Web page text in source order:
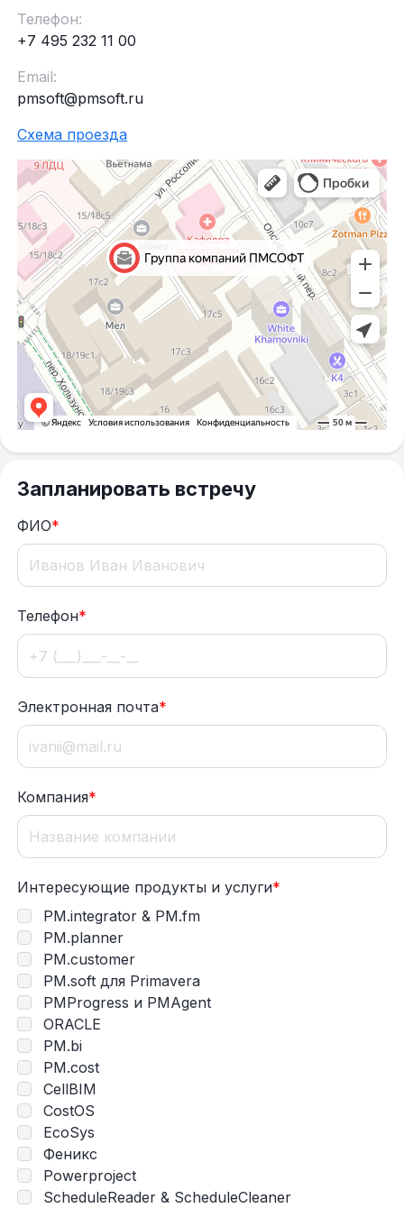
Телефон:
+7 495 232 11 00
Email:
pmsoft@pmsoft.ru
Схема проезда
Запланировать встречу
ФИО*
Телефон*
Электронная почта*
Компания*
Интересующие продукты и услуги*
PM.integrator & PM.fm
PM.planner
PM.customer
PM.soft для Primavera
PMProgress и PMAgent
ORACLE
PM.bi
PM.cost
CellBIM
CostOS
EcoSys
Феникс
Powerproject
ScheduleReader & ScheduleCleaner